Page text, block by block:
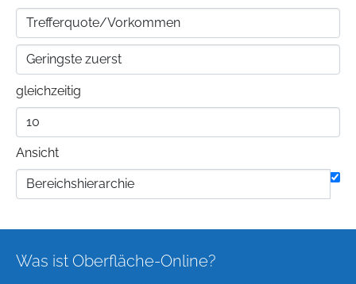
gleichzeitig
Ansicht
Was ist Oberfläche-Online?